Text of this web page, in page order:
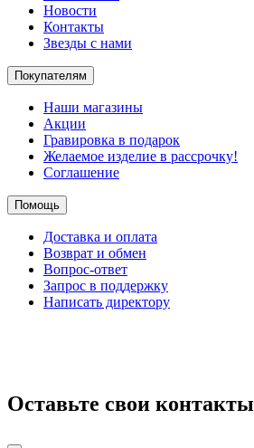
Новости
Контакты
Звезды с нами
Покупателям
Наши магазины
Акции
Гравировка в подарок
Желаемое изделие в рассрочку!
Соглашение
Помощь
Доставка и оплата
Возврат и обмен
Вопрос-ответ
Запрос в поддержку
Написать директору
Оставьте свои контакты